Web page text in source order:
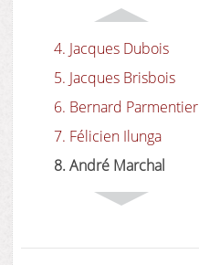
4. Jacques Dubois
5. Jacques Brisbois
6. Bernard Parmentier
7. Félicien Ilunga
8. André Marchal